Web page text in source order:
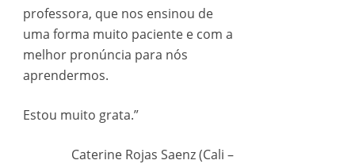
professora, que nos ensinou de
uma forma muito paciente e com a
melhor pronúncia para nós
aprendermos.
Estou muito grata.”
Caterine Rojas Saenz (Cali –